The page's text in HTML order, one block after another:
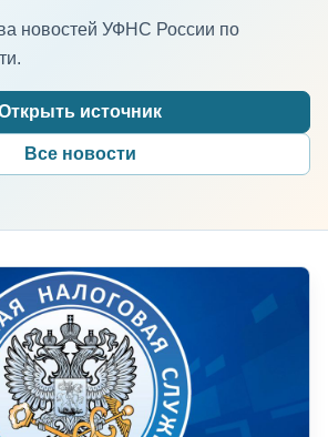
новостей УФНС России по
источник
Все новости